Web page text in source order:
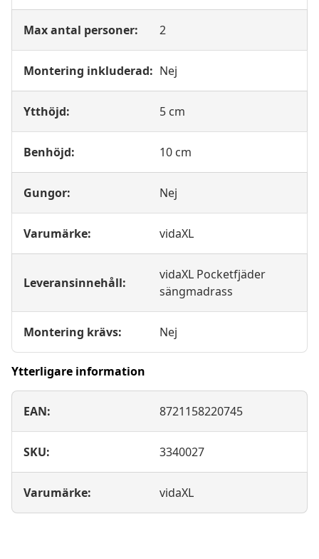
Max antal personer: 2
Montering inkluderad: Nej
Ytthöjd: 5 cm
Benhöjd: 10 cm
Gungor: Nej
Varumärke: vidaXL
Leveransinnehåll:
vidaXL Pocketfjäder
sängmadrass
Montering krävs: Nej
Ytterligare information
EAN: 8721158220745
SKU: 3340027
Varumärke: vidaXL